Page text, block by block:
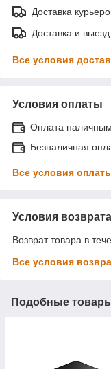
Доставка
Доставка и
Все условия
Условия оплаты
Оплата
Безналичная
Все условия
Условия возврата
Возврат товара в
Все условия
Подобные